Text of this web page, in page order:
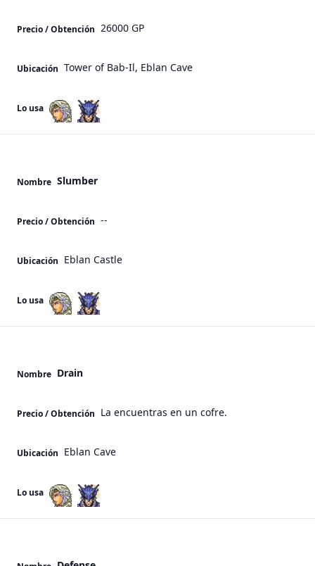
Precio / Obtención 26000 GP
Ubicación Tower of Bab-Il, Eblan Cave
Lo usa
Nombre Slumber
Precio / Obtención --
Ubicación Eblan Castle
Lo usa
Nombre Drain
Precio / Obtención La encuentras en un cofre.
Ubicación Eblan Cave
Lo usa